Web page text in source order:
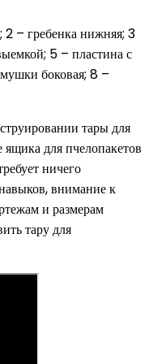
2 – гребенка нижняя; 3
5 – пластина с
боковая; 8 –
тары для
для пчелопакетов
ничего
внимание к
и размерам
тару для